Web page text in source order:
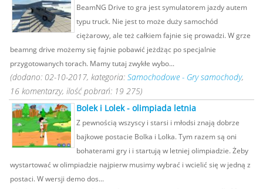
BeamNG Drive to gra jest symulatorem jazdy autem
typu truck. Nie jest to może duży samochód
ciężarowy, ale też całkiem fajnie się prowadzi. W grze
beamng drive możemy się fajnie pobawić jeżdżąc po specjalnie
przygotowanych torach. Mamy tutaj zwykłe wybo...
(dodano: 02-10-2017, kategoria: Samochodowe - Gry samochody,
16 komentarzy, ilość pobrań: 19 275)
Bolek i Lolek - olimpiada letnia
Z pewnością wszyscy i starsi i młodsi znają dobrze
bajkowe postacie Bolka i Lolka. Tym razem są oni
bohaterami gry i i startują w letniej olimpiadzie. Żeby
wystartować w olimpiadzie najpierw musimy wybrać i wcielić się w jedną z
postaci. W wersji demo dos...